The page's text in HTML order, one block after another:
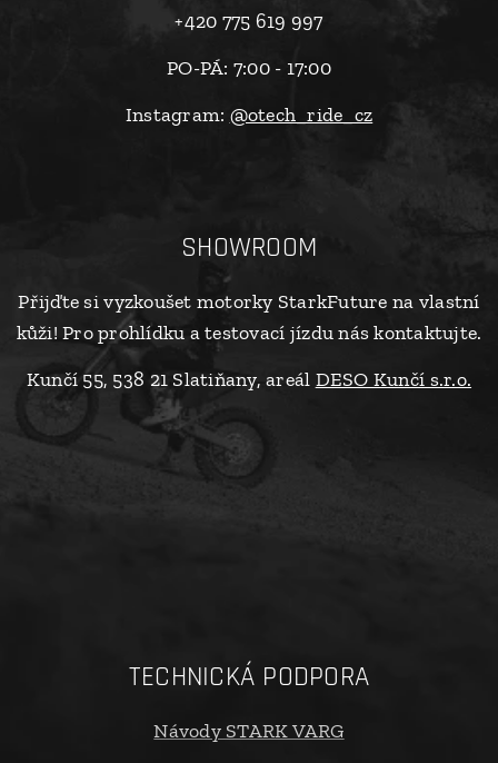
+420 775 619 997
PO-PÁ: 7:00 - 17:00
Instagram: @otech_ride_cz
SHOWROOM
Přijďte si vyzkoušet motorky StarkFuture na vlastní
kůži! Pro prohlídku a testovací jízdu nás kontaktujte.
Kunčí 55, 538 21 Slatiňany, areál DESO Kunčí s.r.o.
TECHNICKÁ PODPORA
Návody STARK VARG